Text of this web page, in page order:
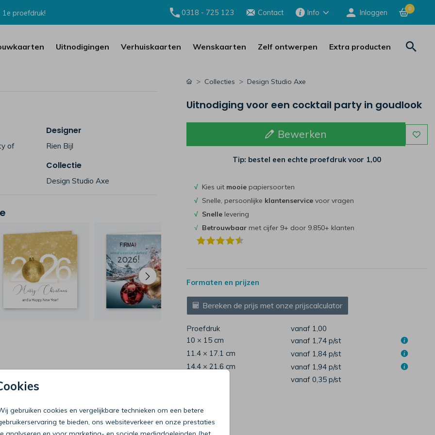
1e proefdruk! 0318 - 725 123 Contact Info Inloggen 0
Uitnodigingen Verhuiskaarten Wenskaarten Zelf ontwerpen Extra producten
gebruiken cookies en vergelijkbare technieken om een betere
te bieden, ons websiteverkeer en onze prestaties
of
Designer
Rien Bijl
Collectie
Design Studio Axe
Collecties Design Studio Axe
Uitnodiging voor een cocktail party in goudlook
Bewerken
Tip: bestel een echte proefdruk voor 1,00
√Kies uit mooie papiersoorten
√Snelle, persoonlijke klantenservicevoor vragen
√ Snellelevering
√ Betrouwbaarmet cijfer 9+ door 9.850+ klanten
Formaten en prijzen
Bereken de prijs met onze prijscalculator
Proefdruk
vanaf 1,00
10 × 15 cm
vanaf 1,74 p/st
11.4 × 17.1 cm
vanaf 1,84 p/st
14.4 × 21.6 cm
vanaf 1,94 p/st
vanaf 0,35 p/st